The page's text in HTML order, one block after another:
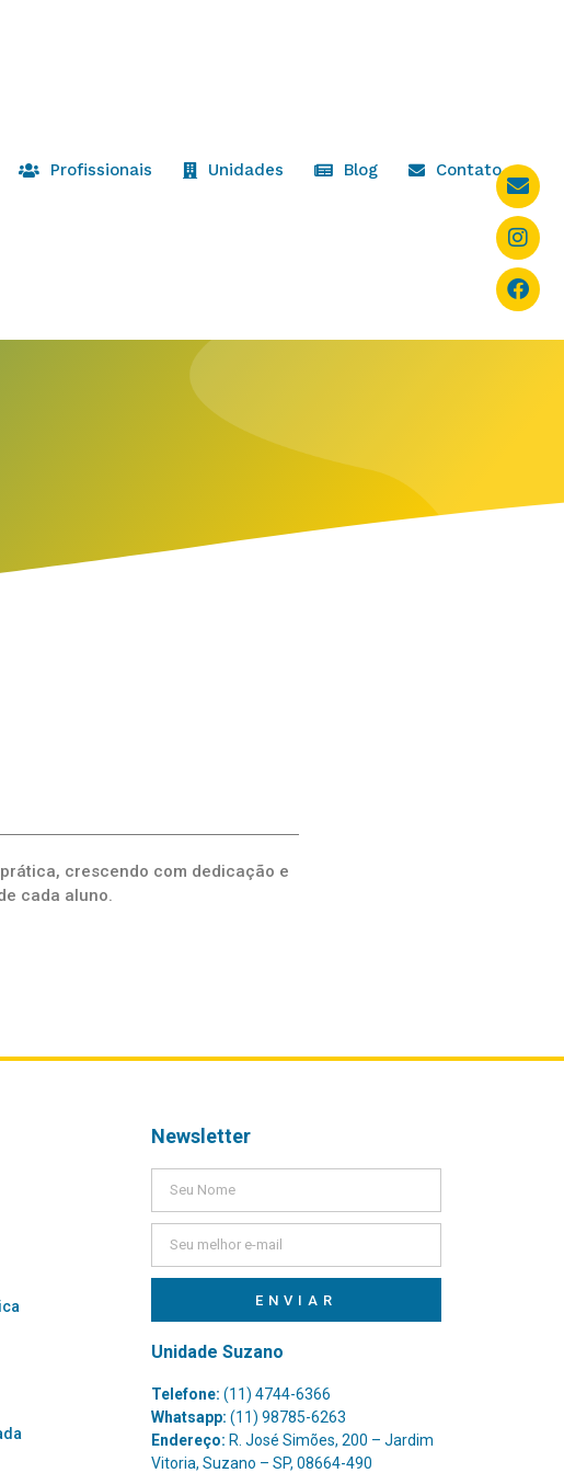
Profissionais Unidades Blog Contato
crescendo com dedicação e
cada aluno.
Newsletter
ENVIAR
Unidade Suzano
Telefone: (11) 4744-6366
Whatsapp: (11) 98785-6263
Endereço: R. José Simões, 200 – Jardim
Vitoria, Suzano – SP, 08664-490